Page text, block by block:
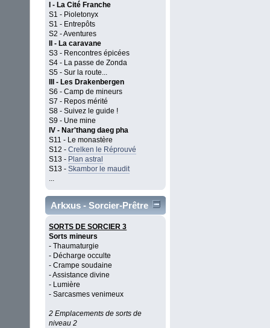
I - La Cité Franche
S1 - Pioletonyx
S1 - Entrepôts
S2 - Aventures
II - La caravane
S3 - Rencontres épicées
S4 - La passe de Zonda
S5 - Sur la route...
III - Les Drakenbergen
S6 - Camp de mineurs
S7 - Repos mérité
S8 - Suivez le guide !
S9 - Une mine
IV - Nar'thang daeg pha
S11 - Le monastère
S12 -Crelken le Réprouvé
S13 - Plan astral
S13 -Skambor le maudit
...
Arkxus - Sorcier-Prêtre
SORTS DE SORCIER 3
Sorts mineurs
- Thaumaturgie
- Décharge occulte
- Crampe soudaine
- Assistance divine
- Lumière
- Sarcasmes venimeux
2 Emplacements de sorts de
niveau 2